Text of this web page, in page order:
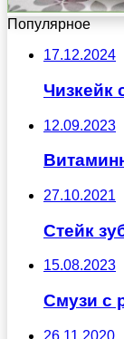
Популярное
17.12.2024
Чизкейк
12.09.2023
27.10.2021
Стейк
15.08.2023
Смузи с
26.11.2020